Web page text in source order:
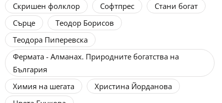
Скришен фолклор
Софтпрес
Стани богат
Сърце
Теодор Борисов
Теодора Пиперевска
Фермата - Алманах. Природните богатства на
България
Химия на шегата
Христина Йорданова